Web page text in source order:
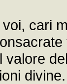
cari
valore
divine.